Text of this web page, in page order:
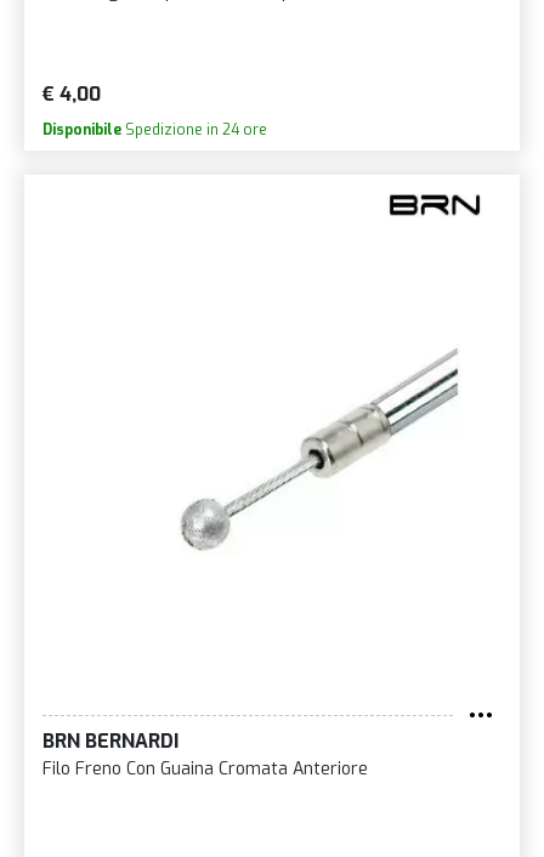
€ 4,00
Disponibile Spedizione in 24 ore
BRN BERNARDI
Filo Freno Con Guaina Cromata Anteriore